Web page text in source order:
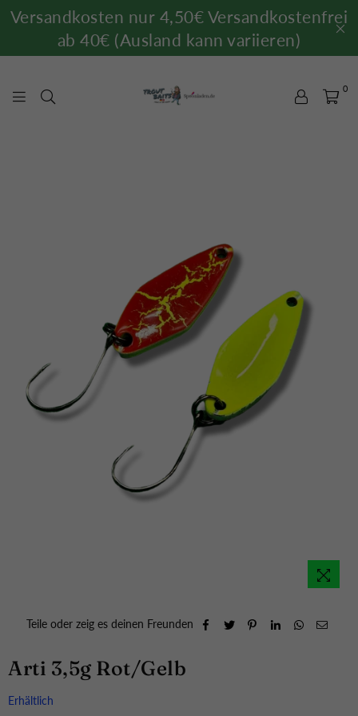
Versandkosten nur 4,50€ Versandkostenfrei
ab 40€ (Ausland kann variieren)
0
Teile oder zeig es deinen Freunden
Arti 3,5g Rot/Gelb
Erhältlich